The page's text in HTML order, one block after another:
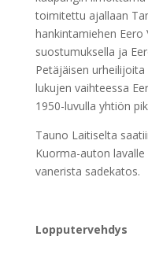
toimitettu ajallaan
hankintamiehen Eero
suostumuksella ja
Petäjäisen urheilijoita
lukujen vaihteessa
1950-luvulla yhtiön
Tauno Laitiselta
Kuorma-auton
vanerista sadekatos.
Lopputervehdys